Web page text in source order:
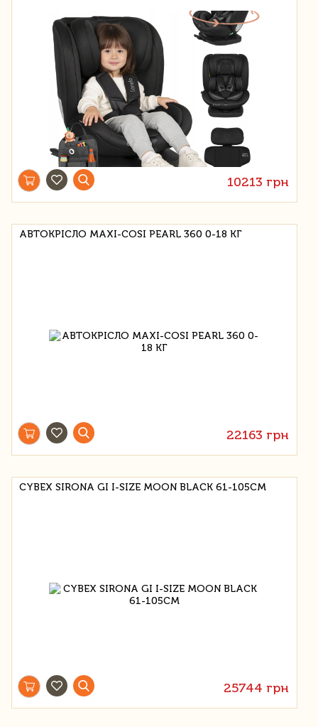
10213 грн
АВТОКРІСЛО MAXI-COSI PEARL 360 0-18 КГ
22163 грн
CYBEX SIRONA GI I-SIZE MOON BLACK 61-105СМ
25744 грн